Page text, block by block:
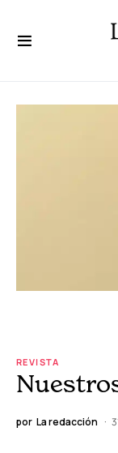
REVISTA
por La redacción